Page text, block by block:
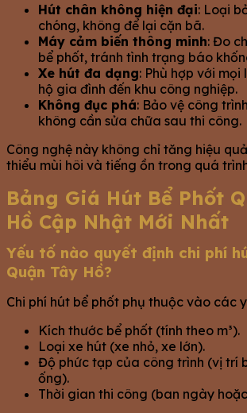
Hút chân không hiện đại: Loại
chóng, không để lại cặn bã.
Máy cảm biến thông minh: Đo
bể phốt, tránh tình trạng báo
Xe hút đa dạng: Phù hợp với
hộ gia đình đến khu công nghiệp.
Không đục phá: Bảo vệ công
không cần sửa chữa sau thi công.
Công nghệ này không chỉ tăng hiệu
thiểu mùi hôi và tiếng ồn trong quá
Bảng Giá Hút Bể Phốt
Hồ Cập Nhật Mới Nhất
Yếu tố nào quyết định chi phí
Quận Tây Hồ?
Chi phí hút bể phốt phụ thuộc vào các
Kích thước bể phốt (tính theo m³).
Loại xe hút (xe nhỏ, xe lớn).
Độ phức tạp của công trình (vị trí
ống).
Thời gian thi công (ban ngày